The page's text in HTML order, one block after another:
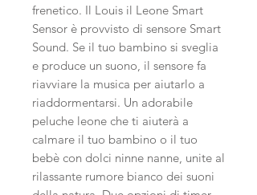
frenetico. Il Louis il Leone Smart
Sensor è provvisto di sensore Smart
Sound. Se il tuo bambino si sveglia
e produce un suono, il sensore fa
riavviare la musica per aiutarlo a
riaddormentarsi. Un adorabile
peluche leone che ti aiuterà a
calmare il tuo bambino o il tuo
bebè con dolci ninne nanne, unite al
rilassante rumore bianco dei suoni